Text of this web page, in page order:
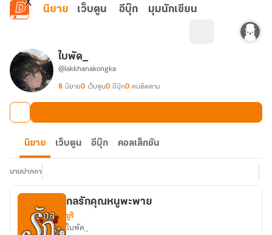
ข้ามไปยังเนื้อหาหลัก
นิยาย เว็บตูน อีบุ๊ก มุมนักเขียน
ใบพัด_
@lakkhanakongka
6 นิยาย0 เว็บตูน0 อีบุ๊ก0 คนติดตาม
นิยาย เว็บตูน อีบุ๊ก คอลเล็กชัน
นามปากกา
กลรักคุณหนูพะพาย
ยูริ
ใบพัด_